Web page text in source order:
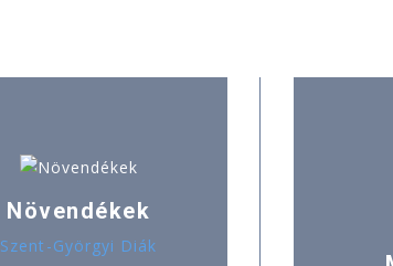
Növendékek
Szent-Györgyi Diák